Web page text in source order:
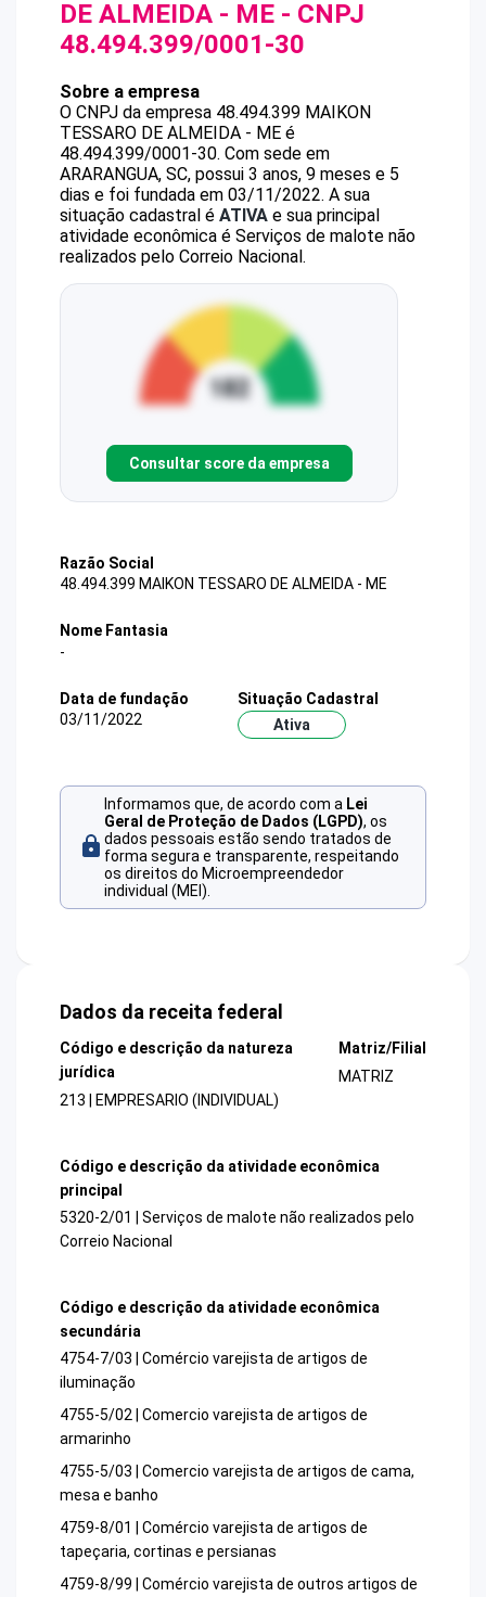
DE ALMEIDA - ME - CNPJ
48.494.399/0001-30
Sobre a empresa
O CNPJ da empresa 48.494.399 MAIKON
TESSARO DE ALMEIDA - ME é
48.494.399/0001-30. Com sede em
ARARANGUA, SC, possui 3 anos, 9 meses e 5
dias e foi fundada em 03/11/2022. A sua
situação cadastral é ATIVA e sua principal
atividade econômica é Serviços de malote não
realizados pelo Correio Nacional.
Consultar score da empresa
Razão Social
48.494.399 MAIKON TESSARO DE ALMEIDA - ME
Nome Fantasia
-
Data de fundação
03/11/2022
Situação Cadastral
Ativa
Informamos que, de acordo com a Lei
Geral de Proteção de Dados (LGPD), os
dados pessoais estão sendo tratados de
forma segura e transparente, respeitando
os direitos do Microempreendedor
individual (MEI).
Dados da receita federal
Código e descrição da natureza
jurídica
213 | EMPRESARIO (INDIVIDUAL)
Matriz/Filial
MATRIZ
Código e descrição da atividade econômica
principal
5320-2/01 | Serviços de malote não realizados pelo
Correio Nacional
Código e descrição da atividade econômica
secundária
4754-7/03 | Comércio varejista de artigos de
iluminação
4755-5/02 | Comercio varejista de artigos de
armarinho
4755-5/03 | Comercio varejista de artigos de cama,
mesa e banho
4759-8/01 | Comércio varejista de artigos de
tapeçaria, cortinas e persianas
4759-8/99 | Comércio varejista de outros artigos de